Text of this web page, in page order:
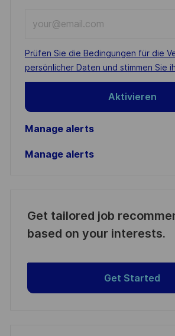
Email
address
(Required)
Required
Prüfen Sie die Bedingungen für die
persönlicher Daten und stimmen Sie
Aktivieren
Manage alerts
Manage alerts
Get tailored job
based on your interests.
Get Started